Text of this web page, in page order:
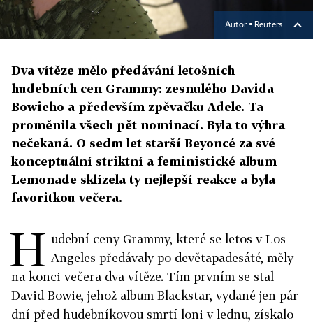
Autor ▪ Reuters
Dva vítěze mělo předávání letošních
hudebních cen Grammy: zesnulého Davida
Bowieho a především zpěvačku Adele. Ta
proměnila všech pět nominací. Byla to výhra
nečekaná. O sedm let starší Beyoncé za své
konceptuální striktní a feministické album
Lemonade sklízela ty nejlepší reakce a byla
favoritkou večera.
H udební ceny Grammy, které se letos v Los
Angeles předávaly po devětapadesáté, měly
na konci večera dva vítěze. Tím prvním se stal
David Bowie, jehož album Blackstar, vydané jen pár
dní před hudebníkovou smrtí loni v lednu, získalo